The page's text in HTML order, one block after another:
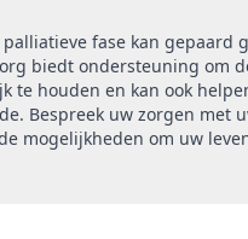
fase kan gepaard
biedt ondersteuning om
te houden en kan ook
Bespreek uw zorgen met
mogelijkheden om uw